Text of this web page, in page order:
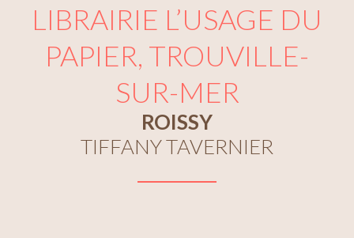
LIBRAIRIE L’USAGE DU
PAPIER, TROUVILLE-
SUR-MER
ROISSY
TIFFANY TAVERNIER